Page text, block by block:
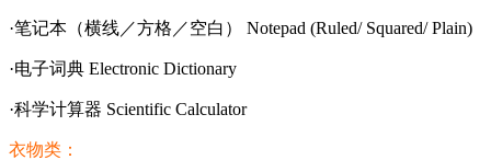
·笔记本（横线／方格／空白） Notepad (Ruled/ Squared/ Plain)
·电子词典 Electronic Dictionary
·科学计算器 Scientific Calculator
衣物类：